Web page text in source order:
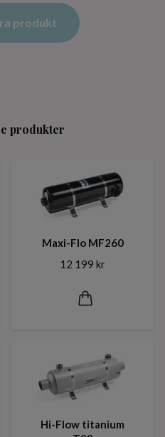
produkt
produkter
Maxi-Flo MF260
12 199 kr
Hi-Flow titanium